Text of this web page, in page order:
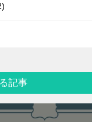
記事